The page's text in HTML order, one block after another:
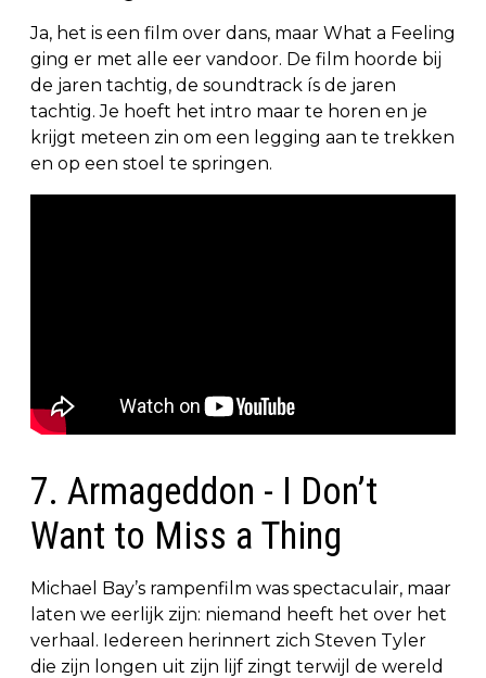
Ja, het is een film over dans, maar What a Feeling
ging er met alle eer vandoor. De film hoorde bij
de jaren tachtig, de soundtrack ís de jaren
tachtig. Je hoeft het intro maar te horen en je
krijgt meteen zin om een legging aan te trekken
en op een stoel te springen.
7. Armageddon - I Don’t
Want to Miss a Thing
Michael Bay’s rampenfilm was spectaculair, maar
laten we eerlijk zijn: niemand heeft het over het
verhaal. Iedereen herinnert zich Steven Tyler
die zijn longen uit zijn lijf zingt terwijl de wereld